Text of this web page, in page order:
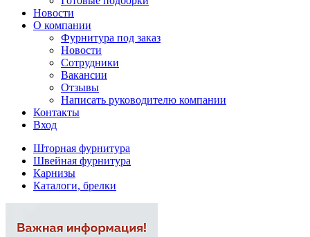
Новости
О компании
Фурнитура под заказ
Новости
Сотрудники
Вакансии
Отзывы
Написать руководителю компании
Контакты
Вход
Шторная фурнитура
Швейная фурнитура
Карнизы
Каталоги, брелки